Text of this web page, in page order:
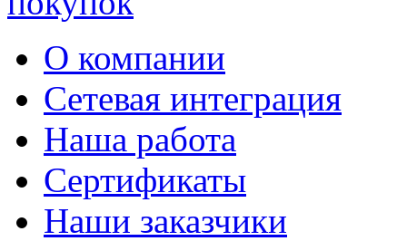
О компании
Сетевая интеграция
Наша работа
Сертификаты
Наши заказчики